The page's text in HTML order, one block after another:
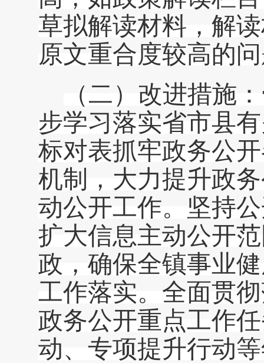
草拟解读材料，解
原文重合度较高的
（二）改进措施 ：
步学习落实省市县
标对表抓牢政务公
机制，大力提升政
动公开工作。坚持
扩大信息主动公开
政，确保全镇事业
工作落实。全面贯
政务公开重点工作
动、专项提升行动